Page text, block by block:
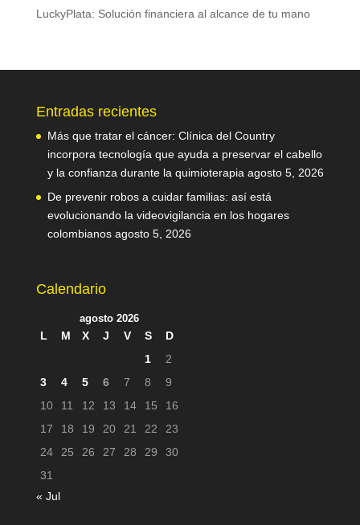
LuckyPlata: Solución financiera al alcance de tu mano
Entradas recientes
Más que tratar el cáncer: Clínica del Country
incorpora tecnología que ayuda a preservar el cabello
y la confianza durante la quimioterapia agosto 5, 2026
De prevenir robos a cuidar familias: así está
evolucionando la videovigilancia en los hogares
colombianos agosto 5, 2026
Calendario
agosto 2026
L M X J V S
D
1
2
3
4 5 6 7 8
9
10
11 12 13 14 15
16
17
18 19 20 21 22
23
24
25 26 27 28 29
30
31
« Jul